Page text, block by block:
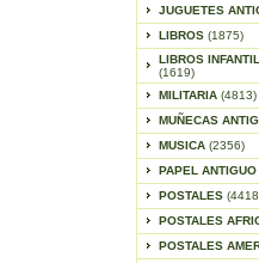
JUGUETES
LIBROS (1875)
LIBROS
(1619)
MILITARIA (4813)
MUÑECAS
MUSICA (2356)
PAPEL ANTIGUO
POSTALES
POSTALES
POSTALES